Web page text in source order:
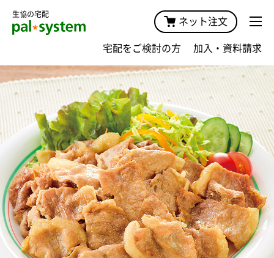
生協の宅配
ネット注文
宅配をご検討の方 加入・資料請求